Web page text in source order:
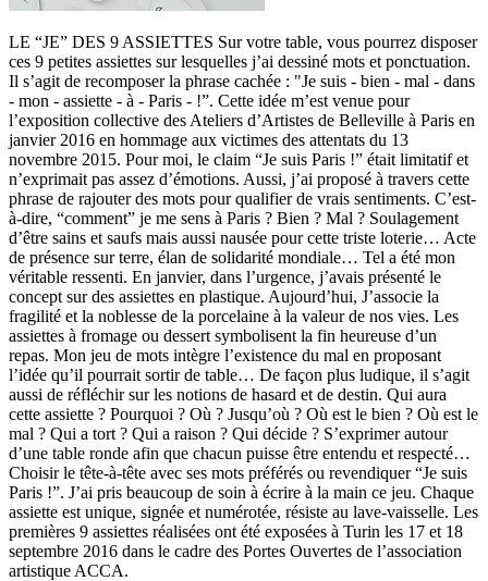
LE “JE” DES 9 ASSIETTES Sur votre table, vous pourrez disposer
ces 9 petites assiettes sur lesquelles j’ai dessiné mots et ponctuation.
Il s’agit de recomposer la phrase cachée : "Je suis - bien - mal - dans
- mon - assiette - à - Paris - !”. Cette idée m’est venue pour
l’exposition collective des Ateliers d’Artistes de Belleville à Paris en
janvier 2016 en hommage aux victimes des attentats du 13
novembre 2015. Pour moi, le claim “Je suis Paris !” était limitatif et
n’exprimait pas assez d’émotions. Aussi, j’ai proposé à travers cette
phrase de rajouter des mots pour qualifier de vrais sentiments. C’est-
à-dire, “comment” je me sens à Paris ? Bien ? Mal ? Soulagement
d’être sains et saufs mais aussi nausée pour cette triste loterie… Acte
de présence sur terre, élan de solidarité mondiale… Tel a été mon
véritable ressenti. En janvier, dans l’urgence, j’avais présenté le
concept sur des assiettes en plastique. Aujourd’hui, J’associe la
fragilité et la noblesse de la porcelaine à la valeur de nos vies. Les
assiettes à fromage ou dessert symbolisent la fin heureuse d’un
repas. Mon jeu de mots intègre l’existence du mal en proposant
l’idée qu’il pourrait sortir de table… De façon plus ludique, il s’agit
aussi de réfléchir sur les notions de hasard et de destin. Qui aura
cette assiette ? Pourquoi ? Où ? Jusqu’où ? Où est le bien ? Où est le
mal ? Qui a tort ? Qui a raison ? Qui décide ? S’exprimer autour
d’une table ronde afin que chacun puisse être entendu et respecté…
Choisir le tête-à-tête avec ses mots préférés ou revendiquer “Je suis
Paris !”. J’ai pris beaucoup de soin à écrire à la main ce jeu. Chaque
assiette est unique, signée et numérotée, résiste au lave-vaisselle. Les
premières 9 assiettes réalisées ont été exposées à Turin les 17 et 18
septembre 2016 dans le cadre des Portes Ouvertes de l’association
artistique ACCA.